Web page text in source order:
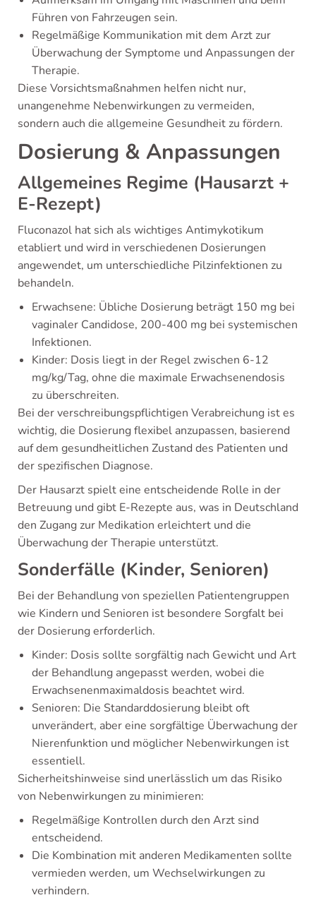
Führen von Fahrzeugen sein.
Regelmäßige Kommunikation mit dem Arzt zur
Überwachung der Symptome und Anpassungen der
Therapie.
Diese Vorsichtsmaßnahmen helfen nicht nur,
unangenehme Nebenwirkungen zu vermeiden,
sondern auch die allgemeine Gesundheit zu fördern.
Dosierung & Anpassungen
Allgemeines Regime (Hausarzt +
E-Rezept)
Fluconazol hat sich als wichtiges Antimykotikum
etabliert und wird in verschiedenen Dosierungen
angewendet, um unterschiedliche Pilzinfektionen zu
behandeln.
Erwachsene: Übliche Dosierung beträgt 150 mg bei
vaginaler Candidose, 200-400 mg bei systemischen
Infektionen.
Kinder: Dosis liegt in der Regel zwischen 6-12
mg/kg/Tag, ohne die maximale Erwachsenendosis
zu überschreiten.
Bei der verschreibungspflichtigen Verabreichung ist es
wichtig, die Dosierung flexibel anzupassen, basierend
auf dem gesundheitlichen Zustand des Patienten und
der spezifischen Diagnose.
Der Hausarzt spielt eine entscheidende Rolle in der
Betreuung und gibt E-Rezepte aus, was in Deutschland
den Zugang zur Medikation erleichtert und die
Überwachung der Therapie unterstützt.
Sonderfälle (Kinder, Senioren)
Bei der Behandlung von speziellen Patientengruppen
wie Kindern und Senioren ist besondere Sorgfalt bei
der Dosierung erforderlich.
Kinder: Dosis sollte sorgfältig nach Gewicht und Art
der Behandlung angepasst werden, wobei die
Erwachsenenmaximaldosis beachtet wird.
Senioren: Die Standarddosierung bleibt oft
unverändert, aber eine sorgfältige Überwachung der
Nierenfunktion und möglicher Nebenwirkungen ist
essentiell.
Sicherheitshinweise sind unerlässlich um das Risiko
von Nebenwirkungen zu minimieren:
Regelmäßige Kontrollen durch den Arzt sind
entscheidend.
Die Kombination mit anderen Medikamenten sollte
vermieden werden, um Wechselwirkungen zu
verhindern.